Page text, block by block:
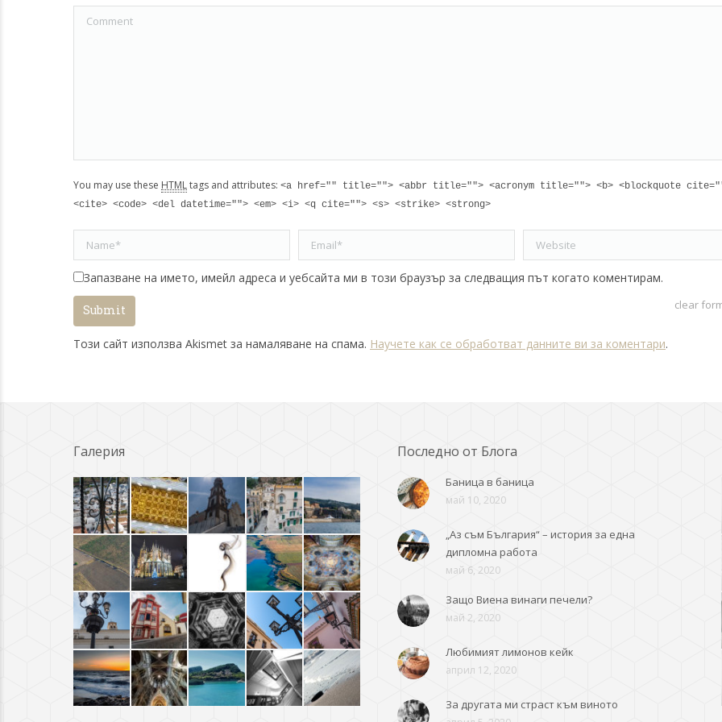
Comment
You may use these HTMLtags and attributes: <a href="" title=""> <abbr title=""> <acronym title=""> <b> <blockquote
<cite> <code> <del datetime=""> <em> <i> <q cite=""> <s> <strike> <strong>
Name * Email * Website
Запазване на името, имейл адреса и уебсайта ми в този браузър за следващия път когато коментирам.
clear
Submit
Този сайт използва Akismet за намаляване на спама. Научете как се обработват данните ви за коментари.
Галерия Последно от Блога
Баница в баница
май 10, 2020
„Аз съм България“ – история за една
дипломна работа
май 6, 2020
Защо Виена винаги печели?
май 2, 2020
Любимият лимонов кейк
април 12, 2020
За другата ми страст към виното